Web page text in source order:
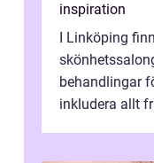
inspiration
I Linköping
behandlingar
inkludera allt